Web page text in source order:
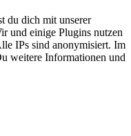
du dich mit unserer
und einige Plugins nutzen
IPs sind anonymisiert. Im
weitere Informationen und